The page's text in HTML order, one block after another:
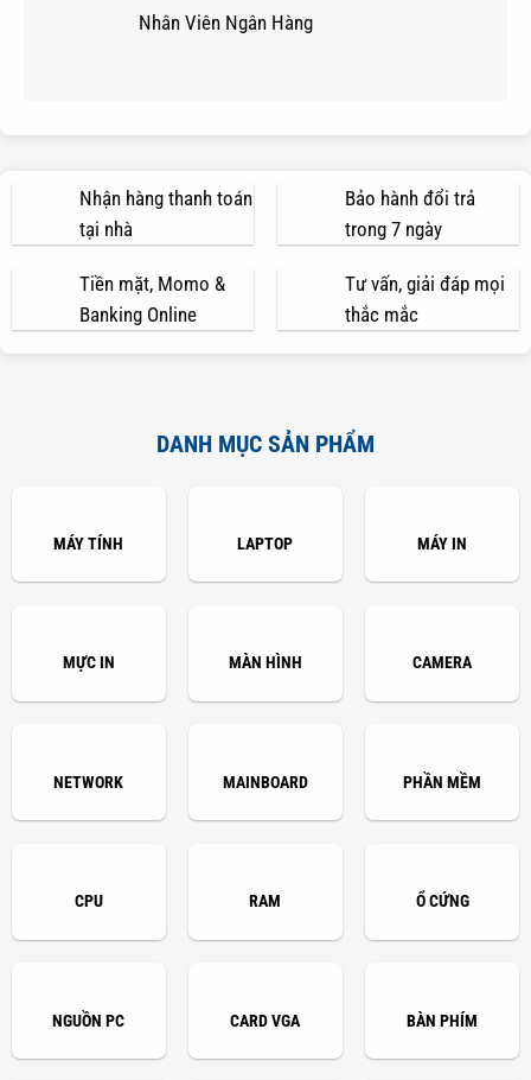
Nhân Viên Ngân Hàng
Nhận hàng thanh toán
tại nhà
Bảo hành đổi trả
trong 7 ngày
Tiền mặt, Momo &
Banking Online
Tư vấn, giải đáp mọi
thắc mắc
DANH MỤC SẢN PHẨM
MÁY TÍNH LAPTOP MÁY IN
MỰC IN MÀN HÌNH CAMERA
NETWORK MAINBOARD PHẦN MỀM
CPU RAM Ổ CỨNG
NGUỒN PC CARD VGA BÀN PHÍM